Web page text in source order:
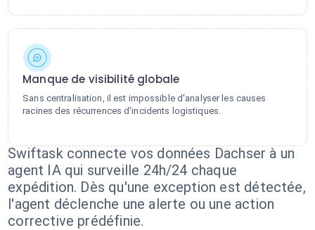
Manque de visibilité globale
Sans centralisation, il est impossible d'analyser les causes
racines des récurrences d'incidents logistiques.
Swiftask connecte vos données Dachser à un
agent IA qui surveille 24h/24 chaque
expédition. Dès qu'une exception est détectée,
l'agent déclenche une alerte ou une action
corrective prédéfinie.